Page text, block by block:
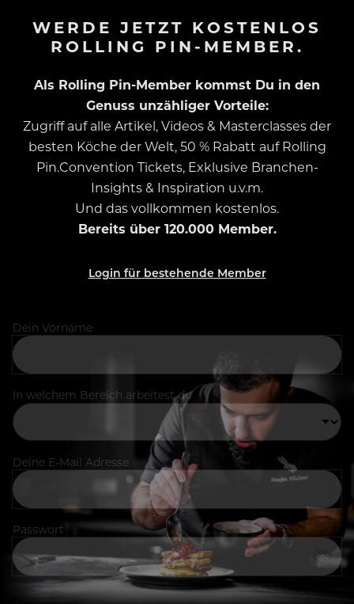
WERDE JETZT KOSTENLOS
ROLLING PIN-MEMBER.
Als Rolling Pin-Member kommst Du in den
Genuss unzähliger Vorteile:
Zugriff auf alle Artikel, Videos & Masterclasses der
besten Köche der Welt, 50 % Rabatt auf Rolling
Pin.Convention Tickets, Exklusive Branchen-
Insights & Inspiration u.v.m.
Und das vollkommen kostenlos.
Bereits über 120.000 Member.
Login für bestehende Member
Dein Vorname
In welchem Bereich arbeitest du
Deine E-Mail Adresse
Passwort